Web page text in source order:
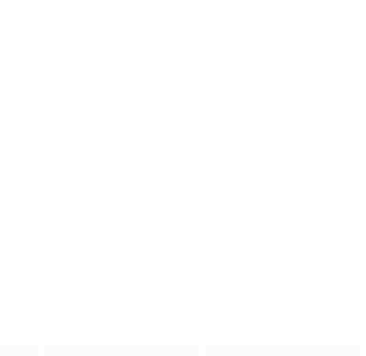
，蓬头垢面口齿不清。
实现本土设计理念突破的故事。
甲午战争后，国家蒙羞，张謇虽高中状元，却渴
，苏琳苦练口语并争
人鱼”斗智斗勇，凭借着坚韧的信念和超群的智慧带
遇。一人背负过往伤痕，避世居于深山；一人心